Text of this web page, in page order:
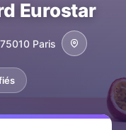
Eurostar
Paris